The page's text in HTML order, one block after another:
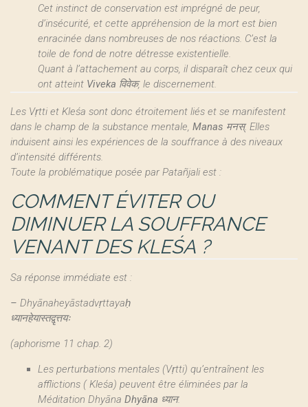
Cet instinct de conservation est imprégné de peur,
d’insécurité, et cette appréhension de la mort est bien
enracinée dans nombreuses de nos réactions. C’est la
toile de fond de notre détresse existentielle.
Quant à l’attachement au corps, il disparaît chez ceux qui
ont atteint Viveka विवेक, le discernement.
Les Vṛtti et Kleśa sont donc étroitement liés et se manifestent
dans le champ de la substance mentale, Manas मनस्. Elles
induisent ainsi les expériences de la souffrance à des niveaux
d’intensité différents.
Toute la problématique posée par Patañjali est :
COMMENT ÉVITER OU
DIMINUER LA SOUFFRANCE
VENANT DES KLEŚA ?
Sa réponse immédiate est :
– Dhyānaheyāstadvṛttayaḥ
ध्यानहेयास्तद्वृत्तयः
(aphorisme 11 chap. 2)
Les perturbations mentales (Vṛtti) qu’entraînent les
afflictions ( Kleśa) peuvent être éliminées par la
Méditation Dhyāna Dhyāna ध्यान.